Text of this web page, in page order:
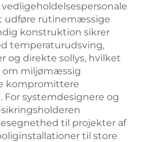
udføre rutinemæssige
konstruktion sikrer
temperaturudsving,
og direkte sollys, hvilket
om miljømæssig
kompromittere
systemdesignere og
til projekter af
til store